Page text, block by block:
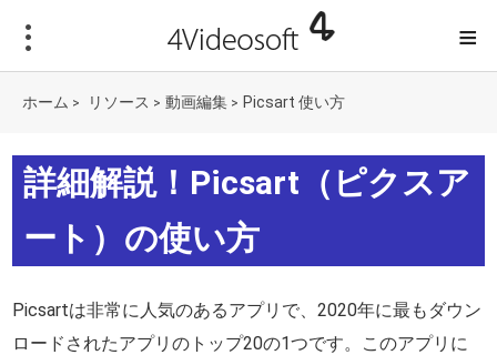
≡
ホーム > リソース > 動画編集 > Picsart 使い方
詳細解説！Picsart（ピクスア
ート）の使い方
Picsartは非常に人気のあるアプリで、2020年に最もダウン
ロードされたアプリのトップ20の1つです。このアプリに